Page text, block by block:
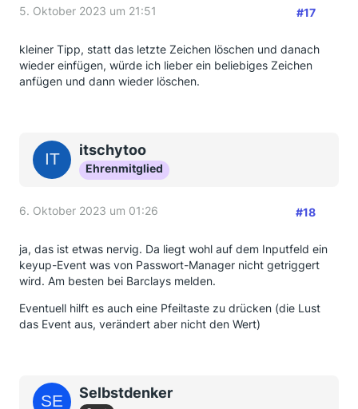
5. Oktober 2023 um 21:51 #17
kleiner Tipp, statt das letzte Zeichen löschen und danach
wieder einfügen, würde ich lieber ein beliebiges Zeichen
anfügen und dann wieder löschen.
itschytoo
Ehrenmitglied
6. Oktober 2023 um 01:26 #18
ja, das ist etwas nervig. Da liegt wohl auf dem Inputfeld ein
keyup-Event was von Passwort-Manager nicht getriggert
wird. Am besten bei Barclays melden.
Eventuell hilft es auch eine Pfeiltaste zu drücken (die Lust
das Event aus, verändert aber nicht den Wert)
Selbstdenker